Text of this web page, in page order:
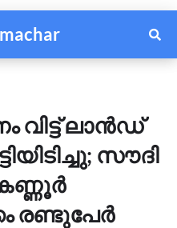
വിട്ട് ലാൻഡ്
സൗദി
രണ്ടുപേർ